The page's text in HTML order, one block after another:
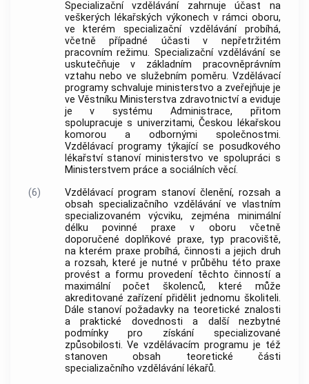
Specializační vzdělávánízahrnuje účast na
veškerých lékařských výkonech v rámci oboru,
ve kterémspecializační vzděláváníprobíhá,
včetně případné účasti v nepřetržitém
pracovním režimu.Specializační vzděláváníse
uskutečňuje v základním pracovněprávním
vztahu nebo ve služebním poměru. Vzdělávací
programy schvaluje ministerstvo a zveřejňuje je
ve Věstníku Ministerstva zdravotnictví a eviduje
je vsystému Administrace, přitom
spolupracuje s univerzitami, Českou lékařskou
komorou a odbornými společnostmi.
Vzdělávací programy týkající se posudkového
lékařství stanoví ministerstvo ve spolupráci s
Ministerstvem práce a sociálních věcí.
(6)
Vzdělávací program stanoví členění, rozsah a
obsah specializačního vzděláváníve vlastním
specializovaném výcviku, zejména minimální
délku povinné praxe v oboru včetně
doporučené doplňkové praxe, typ pracoviště,
na kterém praxe probíhá, činnosti a jejich druh
a rozsah, které je nutné v průběhu této praxe
provést a formu provedení těchto činností a
maximální počet školenců, které může
akreditované zařízenípřidělit jednomu školiteli.
Dále stanoví požadavky na teoretické znalosti
a praktické dovednosti a další nezbytné
podmínky pro získání specializované
způsobilosti. Ve vzdělávacím programu je též
stanoven obsah teoretické části
specializačního vzdělávánílékařů.